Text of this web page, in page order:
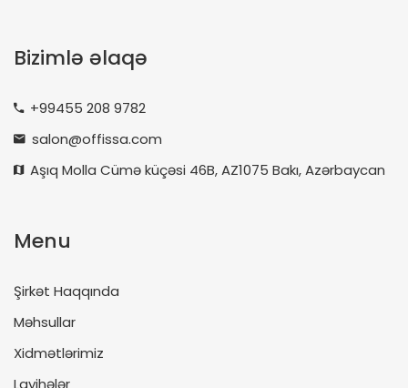
Bizimlə əlaqə
+99455 208 9782
salon@offissa.com
Aşıq Molla Cümə küçəsi 46B, AZ1075 Bakı, Azərbaycan
Menu
Şirkət Haqqında
Məhsullar
Xidmətlərimiz
Layihələr